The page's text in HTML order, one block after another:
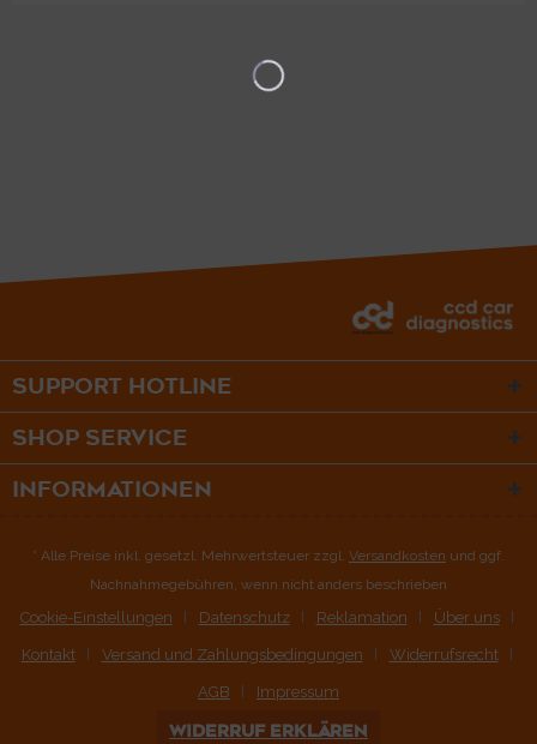
SUPPORT HOTLINE
SHOP SERVICE
INFORMATIONEN
* Alle Preise inkl. gesetzl. Mehrwertsteuer zzgl. Versandkosten und ggf.
Nachnahmegebühren, wenn nicht anders beschrieben
Cookie-Einstellungen Datenschutz Reklamation Über uns
Kontakt Versand und Zahlungsbedingungen Widerrufsrecht
AGB Impressum
WIDERRUF ERKLÄREN